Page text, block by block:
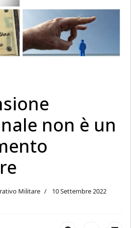
non è un
Militare
10 Settembre 2022